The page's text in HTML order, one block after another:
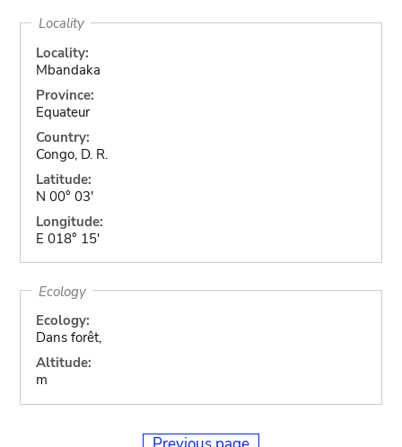
Locality
Locality:
Mbandaka
Province:
Equateur
Country:
Congo, D. R.
Latitude:
N 00° 03'
Longitude:
E 018° 15'
Ecology
Ecology:
Dans forêt,
Altitude:
m